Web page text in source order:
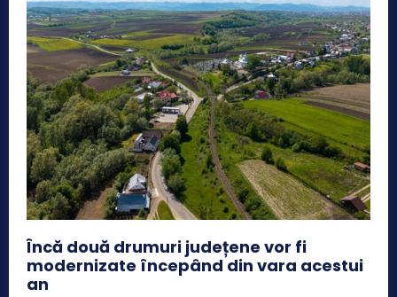
Încă două drumuri județene vor fi
modernizate începând din vara acestui
an